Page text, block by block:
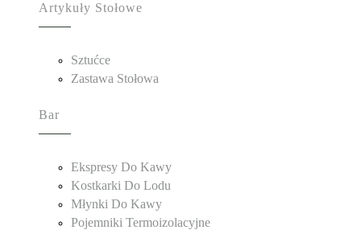
Artykuły Stołowe
Sztućce
Zastawa Stołowa
Bar
Ekspresy Do Kawy
Kostkarki Do Lodu
Młynki Do Kawy
Pojemniki Termoizolacyjne